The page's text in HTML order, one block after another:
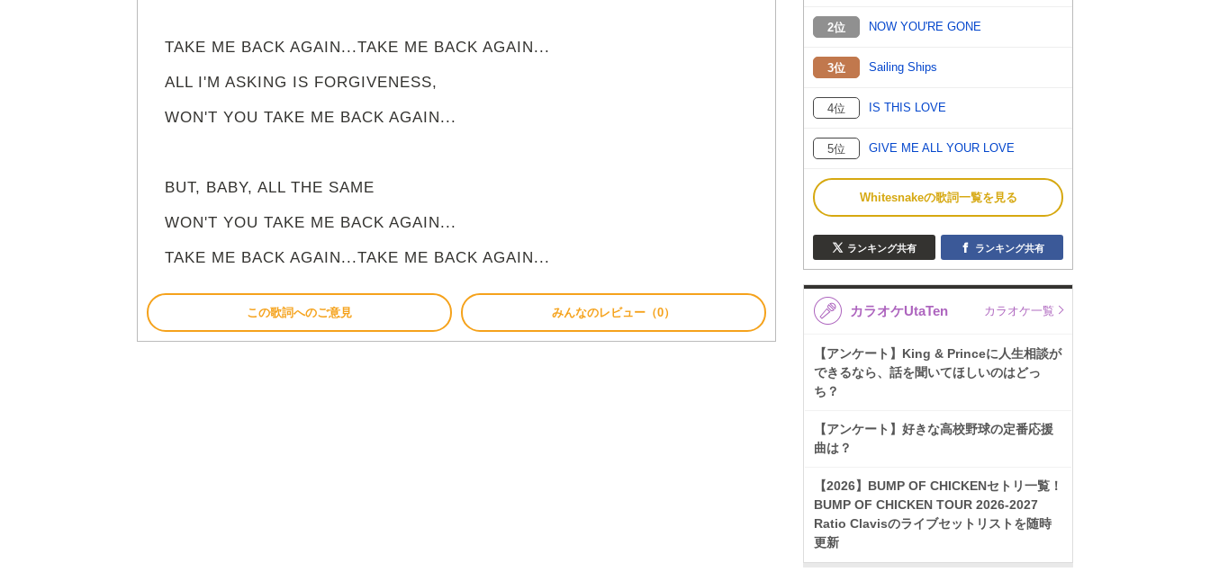
TAKE ME BACK AGAIN...TAKE ME BACK AGAIN...
ALL I'M ASKING IS FORGIVENESS,
WON'T YOU TAKE ME BACK AGAIN...
BUT, BABY, ALL THE SAME
WON'T YOU TAKE ME BACK AGAIN...
TAKE ME BACK AGAIN...TAKE ME BACK AGAIN...
この歌詞へのご意見 みんなのレビュー（0）
2位 NOW YOU'RE GONE
3位 Sailing Ships
4位 IS THIS LOVE
5位 GIVE ME ALL YOUR LOVE
Whitesnakeの歌詞一覧を見る
ランキング共有 ランキング共有
カラオケUtaTen カラオケ一覧
【アンケート】King & Princeに人生相談が
できるなら、話を聞いてほしいのはどっ
ち？
【アンケート】好きな高校野球の定番応援
曲は？
【2026】BUMP OF CHICKENセトリ一覧！
BUMP OF CHICKEN TOUR 2026-2027
Ratio Clavisのライブセットリストを随時
更新